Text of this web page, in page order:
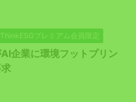
ThinkESGプレミアム会員限定
企業に環境フットプリン